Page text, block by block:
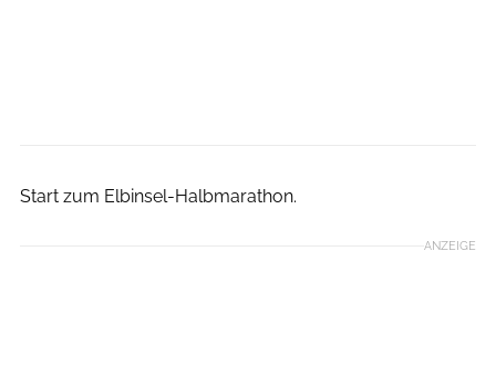
Start zum Elbinsel-Halbmarathon.
ANZEIGE